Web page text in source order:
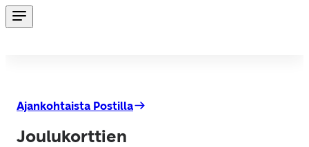
Ajankohtaista Postilla
Joulukorttien